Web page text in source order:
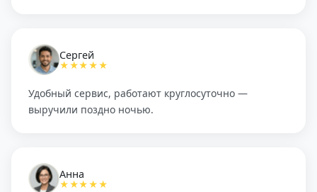
Сергей
★★★★★
Удобный сервис, работают круглосуточно —
выручили поздно ночью.
Анна
★★★★★